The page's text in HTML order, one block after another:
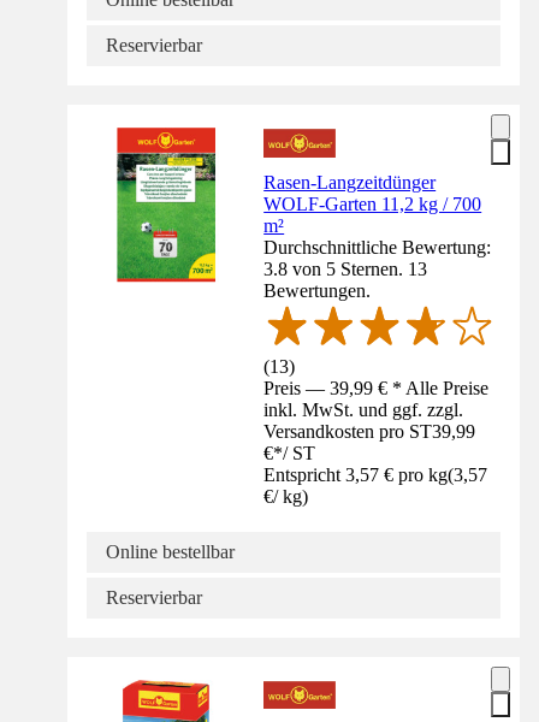
Reservierbar
Rasen-Langzeitdünger
WOLF-Garten 11,2 kg / 700
m²
Durchschnittliche Bewertung:
3.8 von 5 Sternen. 13
Bewertungen.
(13)
Preis — 39,99 € * Alle Preise
inkl. MwSt. und ggf. zzgl.
Versandkosten pro ST39,99
€*/ ST
Entspricht 3,57 € pro kg(3,57
€/ kg)
Online bestellbar
Reservierbar